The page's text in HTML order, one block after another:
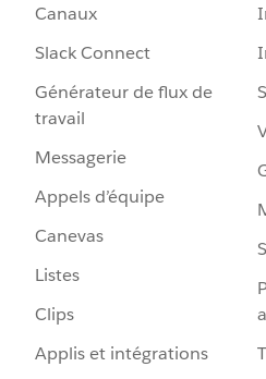
Canaux
Slack Connect
Générateur de flux de
travail
Messagerie
Appels d’équipe
Canevas
Listes
Clips
Applis et intégrations